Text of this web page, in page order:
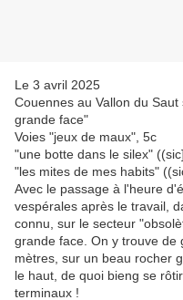
Le 3 avril 2025
Couennes au Vallon du
grande face"
Voies "jeux de maux", 5c
"une botte dans le silex"
"les mites de mes habits"
Avec le passage à l'heure
vespérales après le travail,
connu, sur le secteur
grande face. On y trouve de
mètres, sur un beau rocher
le haut, de quoi bieng se
terminaux !